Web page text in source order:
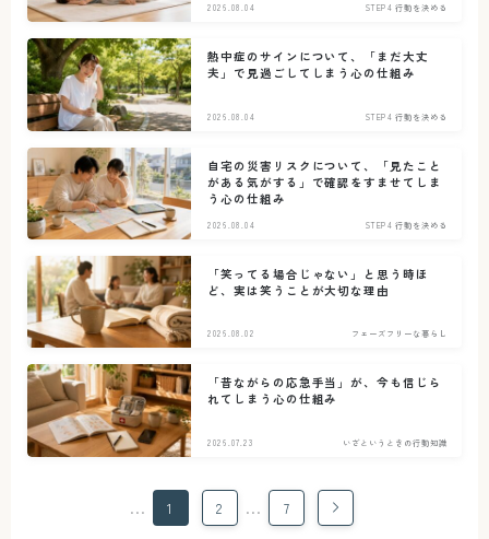
2026.08.04 STEP4 行動を決める
熱中症のサインについて、「まだ大丈
夫」で見過ごしてしまう心の仕組み
2026.08.04 STEP4 行動を決める
自宅の災害リスクについて、「見たこと
がある気がする」で確認をすませてしま
う心の仕組み
2026.08.04 STEP4 行動を決める
「笑ってる場合じゃない」と思う時ほ
ど、実は笑うことが大切な理由
2026.08.02 フェーズフリーな暮らし
「昔ながらの応急手当」が、今も信じら
れてしまう心の仕組み
2026.07.23 いざというときの行動知識
… 1 2 … 7